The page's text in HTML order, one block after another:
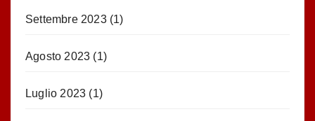
Settembre 2023(1)
Agosto 2023 (1)
Luglio 2023 (1)